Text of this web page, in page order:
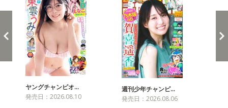
ヤングチャンピオ…
発売日：2026.08.10
週刊少年チャンピ…
発売日：2026.08.06